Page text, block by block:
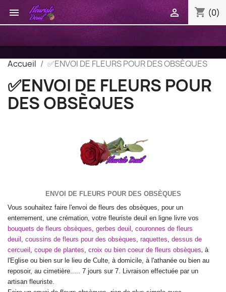
 shopping_cart (0)

Accueil ✅ENVOI DE FLEURS POUR DES OBSÈQUES
✅ENVOI DE FLEURS POUR
DES OBSÈQUES
ENVOI DE FLEURS POUR DES OBSÈQUES
Vous souhaitez faire l'envoi de fleurs des obsèques, pour un
enterrement, une crémation, votre fleuriste deuil en ligne livre vos
bouquets de fleurs obsèques, gerbes deuil , couronnes de fleurs
deuil , coussins de fleurs pour des obsèques, raquettes, dessus de
cercueil , coupe de plantes, croix ou bien coeur de fleurs obsèques, à
l'Eglise ou bien sur le lieu de Culte, à domicile, à l'athanée ou bien au
reposoir, au cimetière..... 7 jours sur 7. Livraison effectuée par un
artisan fleuriste.